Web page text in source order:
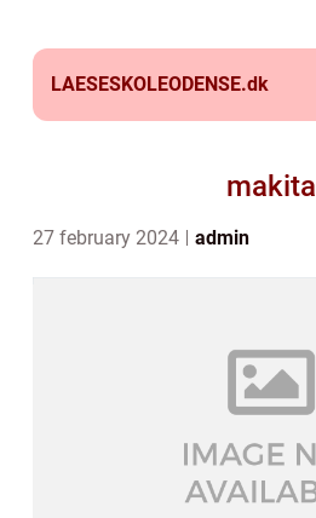
LAESESKOLEODENSE.dk
makita
27 february 2024 admin